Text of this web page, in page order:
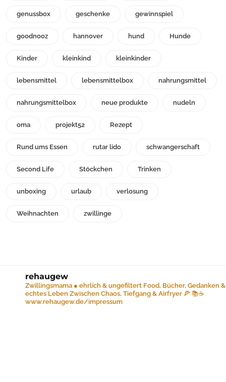
genussbox geschenke gewinnspiel
goodnooz hannover hund Hunde
Kinder kleinkind kleinkinder
lebensmittel lebensmittelbox nahrungsmittel
nahrungsmittelbox neue produkte nudeln
oma projekt52 Rezept
Rund ums Essen rutar lido schwangerschaft
Second Life Stöckchen Trinken
unboxing urlaub verlosung
Weihnachten zwillinge
rehaugew
Zwillingsmama ● ehrlich & ungefiltert Food, Bücher, Gedanken &
echtes Leben Zwischen Chaos, Tiefgang & Airfryer 🍕 📚☕️
www.rehaugew.de/impressum